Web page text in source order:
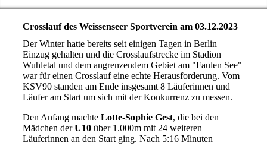
Crosslauf des Weissenseer Sportverein am 03.12.2023
Der Winter hatte bereits seit einigen Tagen in Berlin
Einzug gehalten und die Crosslaufstrecke im Stadion
Wuhletal und dem angrenzendem Gebiet am "Faulen See"
war für einen Crosslauf eine echte Herausforderung. Vom
KSV90 standen am Ende insgesamt 8 Läuferinnen und
Läufer am Start um sich mit der Konkurrenz zu messen.
Den Anfang machte Lotte-Sophie Gest, die bei den
Mädchen derU10über 1.000m mit 24 weiteren
Läuferinnen an den Start ging. Nach 5:16 Minuten